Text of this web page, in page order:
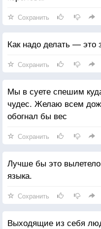
Сохранить
Как надо делать — это
Сохранить
Мы в суете спешим
чудес. Желаю всем
обогнал бы вес
Сохранить
Лучше бы это
языка.
Сохранить
Выходящие из себя